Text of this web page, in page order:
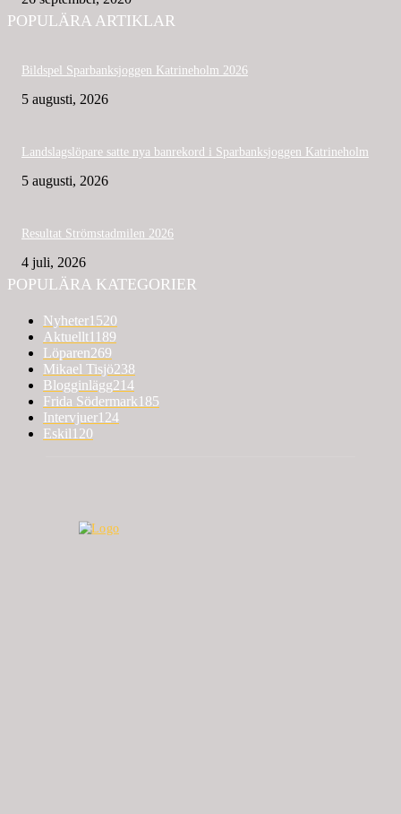
POPULÄRA ARTIKLAR
Bildspel Sparbanksjoggen Katrineholm 2026
5 augusti, 2026
Landslagslöpare satte nya banrekord i Sparbanksjoggen Katrineholm
5 augusti, 2026
Resultat Strömstadmilen 2026
4 juli, 2026
POPULÄRA KATEGORIER
Nyheter1520
Aktuellt1189
Löparen269
Mikael Tisjö238
Blogginlägg214
Frida Södermark185
Intervjuer124
Eskil120